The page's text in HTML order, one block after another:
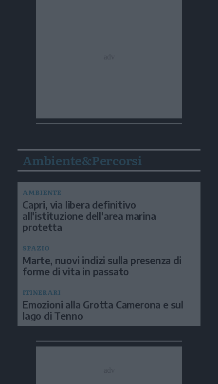
Ambiente&Percorsi
AMBIENTE
Capri, via libera definitivo
all'istituzione dell'area marina
protetta
SPAZIO
Marte, nuovi indizi sulla presenza di
forme di vita in passato
ITINERARI
Emozioni alla Grotta Camerona e sul
lago di Tenno